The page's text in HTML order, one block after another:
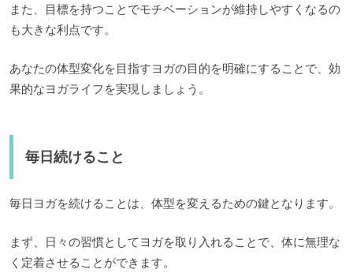
また、目標を持つことでモチベーションが維持しやすくなるの
も大きな利点です。
あなたの体型変化を目指すヨガの目的を明確にすることで、効
果的なヨガライフを実現しましょう。
毎日続けること
毎日ヨガを続けることは、体型を変えるための鍵となります。
まず、日々の習慣としてヨガを取り入れることで、体に無理な
く定着させることができます。